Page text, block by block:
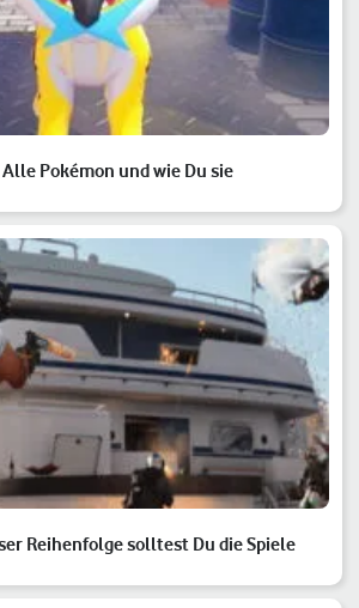
Pokémon und wie Du sie
Reihenfolge solltest Du die Spiele